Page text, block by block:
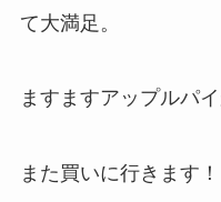
て大満足。
ますますアップルパ
また買いに行きます！